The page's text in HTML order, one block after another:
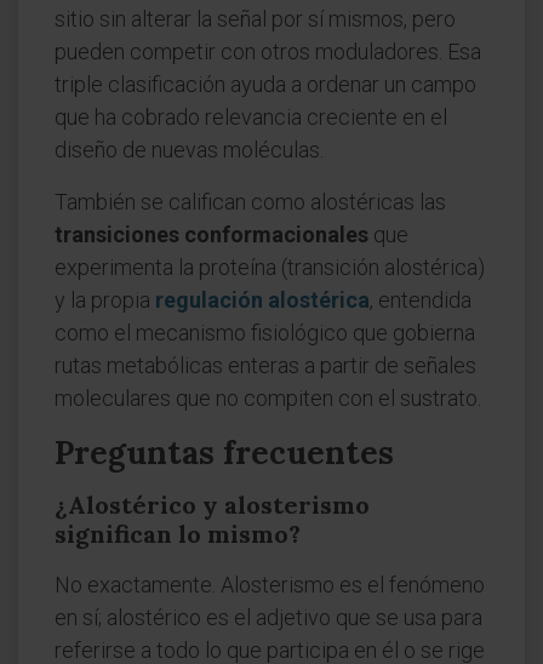
sitio sin alterar la señal por sí mismos, pero
pueden competir con otros moduladores. Esa
triple clasificación ayuda a ordenar un campo
que ha cobrado relevancia creciente en el
diseño de nuevas moléculas.
También se califican como alostéricas las
transiciones conformacionales que
experimenta la proteína (transición alostérica)
y la propia regulación alostérica, entendida
como el mecanismo fisiológico que gobierna
rutas metabólicas enteras a partir de señales
moleculares que no compiten con el sustrato.
Preguntas frecuentes
¿Alostérico y alosterismo
significan lo mismo?
No exactamente. Alosterismo es el fenómeno
en sí; alostérico es el adjetivo que se usa para
referirse a todo lo que participa en él o se rige